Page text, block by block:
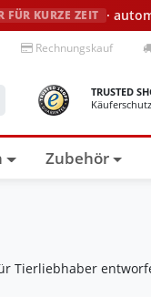
FÜR KURZE ZEIT ·
Rechnungskauf
TRUSTED
Käuferschutz
Zubehör
Tierliebhaber